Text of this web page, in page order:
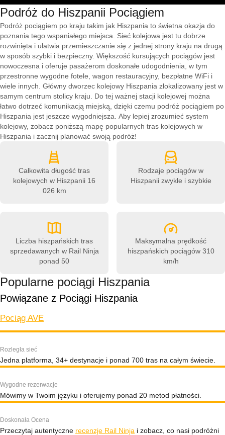
Podróż do Hiszpanii Pociągiem
Podróż pociągiem po kraju takim jak Hiszpania to świetna okazja do
poznania tego wspaniałego miejsca. Sieć kolejowa jest tu dobrze
rozwinięta i ułatwia przemieszczanie się z jednej strony kraju na drugą
w sposób szybki i bezpieczny. Większość kursujących pociągów jest
nowoczesna i oferuje pasażerom doskonałe udogodnienia, w tym
przestronne wygodne fotele, wagon restauracyjny, bezpłatne WiFi i
wiele innych. Główny dworzec kolejowy Hiszpania zlokalizowany jest w
samym centrum stolicy kraju. Do tej ważnej stacji kolejowej można
łatwo dotrzeć komunikacją miejską, dzięki czemu podróż pociągiem po
Hiszpania jest jeszcze wygodniejsza. Aby lepiej zrozumieć system
kolejowy, zobacz poniższą mapę popularnych tras kolejowych w
Hiszpania i zacznij planować swoją podróż!
Całkowita długość tras
kolejowych w Hiszpanii 16
026 km
Rodzaje pociągów w
Hiszpaniizwykłe i szybkie
Liczba hiszpańskich tras
sprzedawanych w Rail Ninja
ponad 50
Maksymalna prędkość
hiszpańskich pociągów310
km/h
Popularne pociągi Hiszpania
Powiązane z Pociągi Hiszpania
Pociąg AVE
Rozległa sieć
Jedna platforma, 34+ destynacje i ponad 700 tras na całym świecie.
Wygodne rezerwacje
Mówimy w Twoim języku i oferujemy ponad 20 metod płatności.
Doskonała Ocena
Przeczytaj autentyczne recenzje Rail Ninja i zobacz, co nasi podróżni